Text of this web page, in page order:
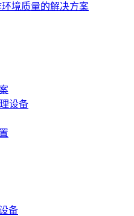
境质量的解决方案
设备
备